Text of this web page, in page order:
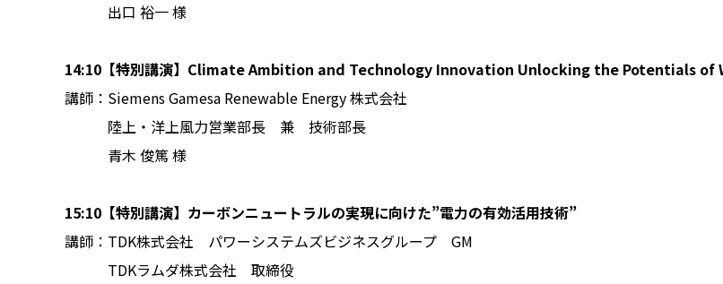
出口 裕一 様
14:10【特別講演】Climate Ambition and Technology Innovation Unlocking the Potentials of
講師：Siemens Gamesa Renewable Energy 株式会社
陸上・洋上風力営業部長 兼 技術部長
青木 俊篤 様
15:10【特別講演】カーボンニュートラルの実現に向けた”電力の有効活用技術”
講師：TDK株式会社 パワーシステムズビジネスグループ GM
TDKラムダ株式会社 取締役